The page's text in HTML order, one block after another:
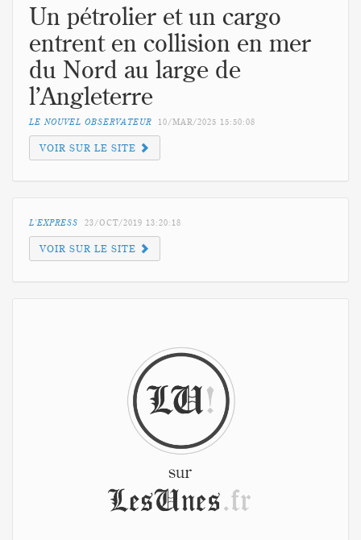
Un pétrolier et un cargo
entrent en collision en mer
du Nord au large de
l’Angleterre
LE NOUVEL OBSERVATEUR 10/MAR/2025 15:50:08
VOIR SUR LE SITE
L'EXPRESS 23/OCT/2019 13:20:18
VOIR SUR LE SITE